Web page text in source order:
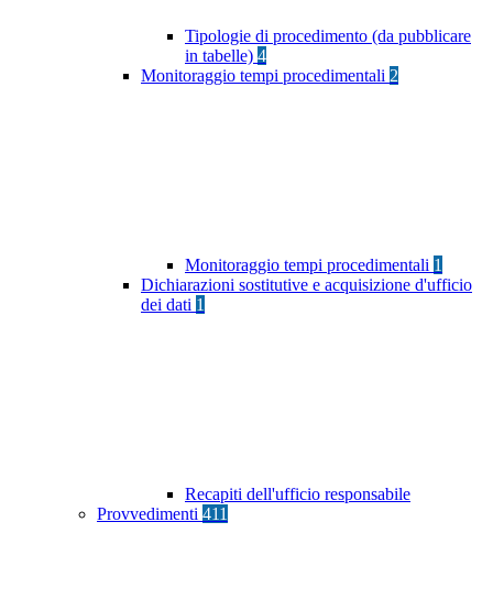
Tipologie di procedimento (da pubblicare
in tabelle) 4
Monitoraggio tempi procedimentali 2
Monitoraggio tempi procedimentali 1
Dichiarazioni sostitutive e acquisizione d'ufficio
dei dati 1
Recapiti dell'ufficio responsabile
Provvedimenti 411